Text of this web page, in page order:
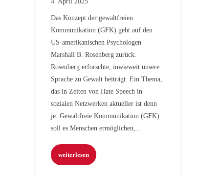
Das Konzept der gewaltfreien
Kommunikation (GFK) geht auf den
US-amerikanischen Psychologen
Marshall B. Rosenberg zurück.
Rosenberg erforschte, inwieweit unsere
Sprache zu Gewalt beiträgt. Ein Thema,
das in Zeiten von Hate Speech in
sozialen Netzwerken aktueller ist denn
je. Gewaltfreie Kommunikation (GFK)
soll es Menschen ermöglichen,…
weiterlesen